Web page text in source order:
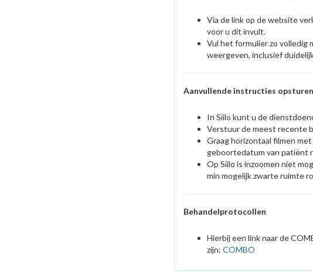
Via de link op de website
voor u dit invult.
Vul het formulier zo volledig
weergeven, inclusief
Aanvullende instructies
In Siilo kunt u de
Verstuur de meest recente
Graag horizontaal filmen
geboortedatum van patiënt
Op Siilo is inzoomen niet
min mogelijk zwarte ruimte
Behandelprotocollen
Hierbij een link naar de
zijn: COMBO